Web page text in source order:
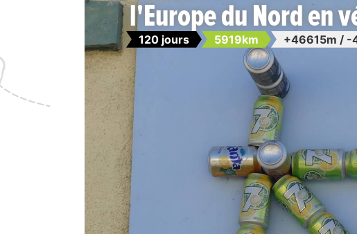
l'Europe du Nord en
120 jours 5919km +46615m / -